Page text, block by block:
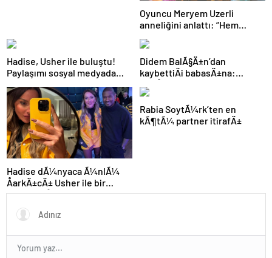
Oyuncu Meryem Uzerli
anneliğini anlattı: “Hem
disiplinli hem rahatım”
Hadise, Usher ile buluştu!
Paylaşımı sosyal medyada
gündem oldu
Didem BalÃ§Ä±n’dan
kaybettiÄi babasÄ±na:
GidiÅler hep Ã§ok erken
Hadise dÃ¼nyaca Ã¼nlÃ¼
ÅarkÄ±cÄ± Usher ile bir
arada: YaÅayan efsane
Rabia SoytÃ¼rk’ten en
kÃ¶tÃ¼ partner itirafÄ±